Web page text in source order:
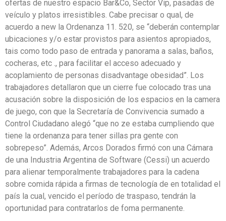
ofertas de nuestro espacio Bar&Co, Sector Vip, pasadas de
veículo y platos irresistibles. Cabe precisar o qual, de
acuerdo a new la Ordenanza 11. 520, se “deberán contemplar
ubicaciones y/o estar provistos para asientos apropiados,
tais como todo paso de entrada y panorama a salas, baños,
cocheras, etc ., para facilitar el acceso adecuado y
acoplamiento de personas disadvantage obesidad”. Los
trabajadores detallaron que un cierre fue colocado tras una
acusación sobre la disposición de los espacios en la camera
de juego, con que la Secretaría de Convivencia sumado a
Control Ciudadano alegó “que no ze estaba cumpliendo que
tiene la ordenanza para tener sillas pra gente con
sobrepeso”. Además, Arcos Dorados firmó con una Cámara
de una Industria Argentina de Software (Cessi) un acuerdo
para alienar temporalmente trabajadores para la cadena
sobre comida rápida a firmas de tecnología de en totalidad el
país la cual, vencido el período de traspaso, tendrán la
oportunidad para contratarlos de foma permanente.